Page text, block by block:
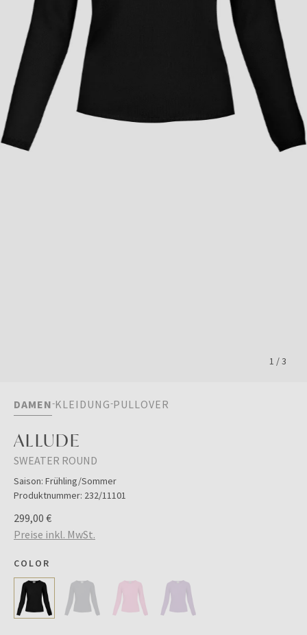
1 /3
DAMEN KLEIDUNG PULLOVER
ALLUDE
SWEATER ROUND
Saison: Frühling/Sommer
Produktnummer: 232/11101
299,00 €
Preise inkl. MwSt.
COLOR